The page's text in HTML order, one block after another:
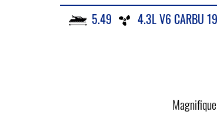
5.49 4.3L V6 CARBU
Magnifique